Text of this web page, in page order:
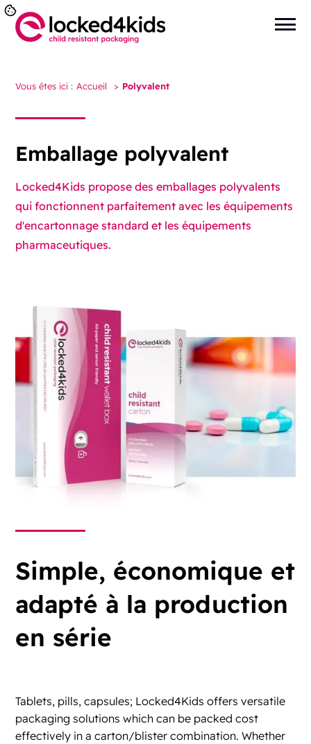
Vous êtes ici : Accueil > Polyvalent
Emballage polyvalent
Locked4Kids propose des emballages polyvalents
qui fonctionnent parfaitement avec les équipements
d'encartonnage standard et les équipements
pharmaceutiques.
Simple, économique et
adapté à la production
en série
Tablets, pills, capsules; Locked4Kids offers versatile
packaging solutions which can be packed cost
effectively ina carton/blister combination. Whether